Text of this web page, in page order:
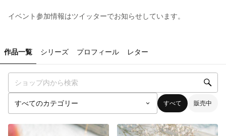
イベント参加情報はツイッターでお知らせしています。
作品一覧 シリーズ プロフィール レター
すべて 販売中